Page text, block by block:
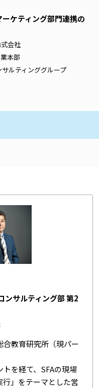
ケティング部門連携の
会社
本部
ルティンググループ
ンサルティング部 第2
教育研究所（現パー
を経て、SFAの現場
」をテーマとした営